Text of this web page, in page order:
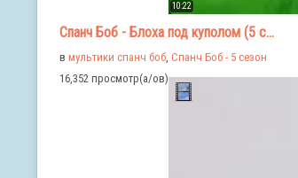
10:22
Спанч Боб - Блоха под куполом (5 с...
в мультики спанч боб, Спанч Боб - 5 сезон
16,352 просмотр(а/ов)